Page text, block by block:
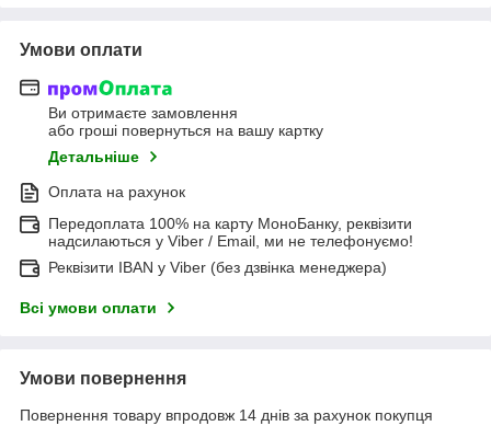
Умови оплати
Ви отримаєте замовлення
або гроші повернуться на вашу картку
Детальніше
Оплата на рахунок
Передоплата 100% на карту МоноБанку, реквізити
надсилаються у Viber / Email, ми не телефонуємо!
Реквізити IBAN у Viber (без дзвінка менеджера)
Всі умови оплати
Умови повернення
Повернення товару впродовж 14 днів за рахунок покупця